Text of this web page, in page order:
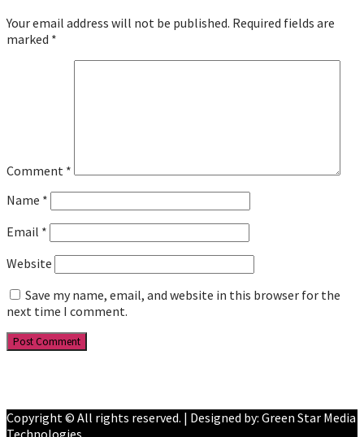
Your email address will not be published. Required fields are
marked *
Comment *
Name *
Email *
Website
Save my name, email, and website in this browser for the
next time I comment.
Copyright © All rights reserved. | Designed by: Green Star Media